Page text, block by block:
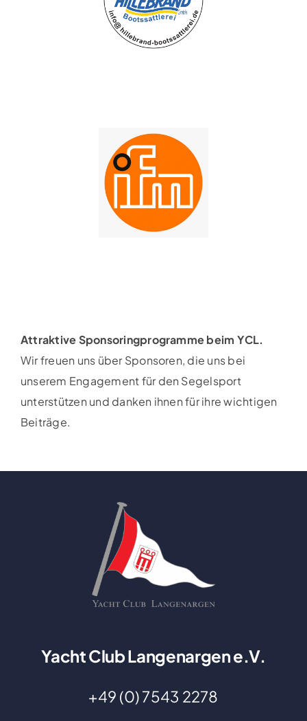
Attraktive Sponsoringprogramme beim YCL.
Wir freuen uns über Sponsoren, die uns bei
unserem Engagement für den Segelsport
unterstützen und danken ihnen für ihre wichtigen
Beiträge.
Yacht Club Langenargen e.V.
+49 (0) 7543 2278